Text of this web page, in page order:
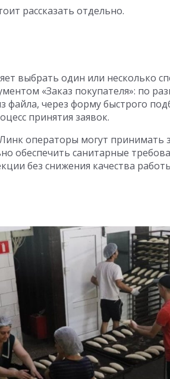
рассказать отдельно.
выбрать один или несколько
«Заказ покупателя»: по
файла, через форму быстрого
принятия заявок.
операторы могут принимать
обеспечить санитарные
без снижения качества